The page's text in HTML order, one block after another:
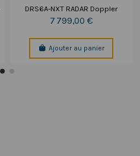
DRS6A-NXT RADAR Doppler
7 799,00 €
Ajouter au panier